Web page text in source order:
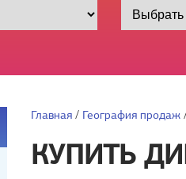
Главная / География продаж
КУПИТЬ